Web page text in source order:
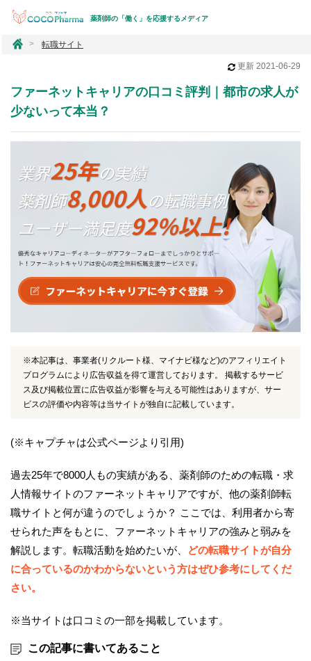
薬剤師の「働く」を応援するメディア
コ
ー
マ
転職サイト
更新 2021-06-29
ファーネットキャリアの口コミ評判｜都市の求人が
少ないって本当？
※本記事は、事業者(リクルート様、マイナビ様など)のアフィリエイト
プログラムにより広告収益を得て運営しております。 掲載するサービ
ス及び掲載位置に広告収益が影響を与える可能性はありますが、サー
ビスの評価や内容等は当サイトが独自に記載しています。
(※キャプチャは公式ページより引用)
過去25年で8000人もの実績がある、薬剤師のための転職・求
人情報サイトのファーネットキャリアですが、他の薬剤師転
職サイトと何が違うのでしょうか？ ここでは、利用者から寄
せられた声をもとに、ファーネットキャリアの強みと弱みを
解説します。転職活動を始めたいが、
どの転職サイトが自分
に合っているのかわからないという方はぜひ参考にしてくだ
さい。
※当サイトは口コミの一部を掲載しています。
この記事に書いてあること